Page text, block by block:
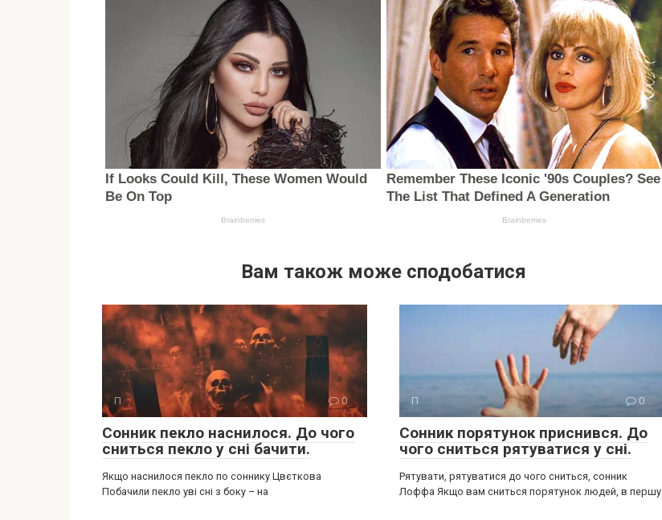
Вам також може сподобатися
П 0
Сонник пекло наснилося. До чого
сниться пекло у сні бачити.
Якщо наснилося пекло по соннику Цвєткова
Побачили пекло уві сні з боку – на
П 0
Сонник порятунок приснився. До
чого сниться рятуватися у сні.
Рятувати, рятуватися до чого сниться, сонник
Лоффа Якщо вам сниться порятунок людей, в першу